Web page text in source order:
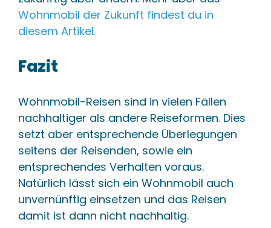
Wohnmobil der Zukunft findest du in
diesem Artikel.
Fazit
Wohnmobil-Reisen sind in vielen Fällen
nachhaltiger als andere Reiseformen. Dies
setzt aber entsprechende Überlegungen
seitens der Reisenden, sowie ein
entsprechendes Verhalten voraus.
Natürlich lässt sich ein Wohnmobil auch
unvernünftig einsetzen und das Reisen
damit ist dann nicht nachhaltig.